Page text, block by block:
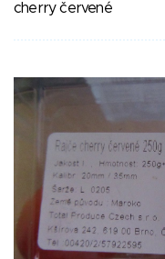
cherry červené